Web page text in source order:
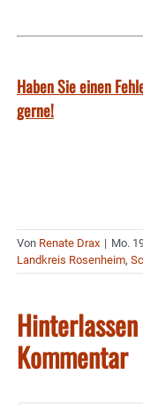
Haben Sie einen
gerne!
Von Renate Drax | Mo.
Landkreis Rosenheim,
Kommentar